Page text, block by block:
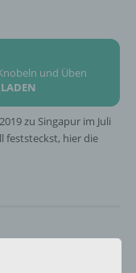
und Üben
zu Singapur im Juli
feststeckst, hier die
23.8.2019